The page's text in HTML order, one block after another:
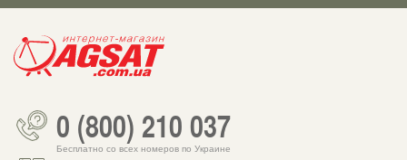
0 (800) 210 037
Бесплатно со всех номеров по Украине